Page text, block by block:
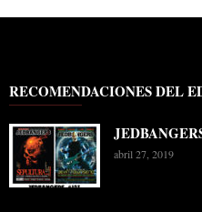
RECOMENDACIONES DEL
abril 27, 2019